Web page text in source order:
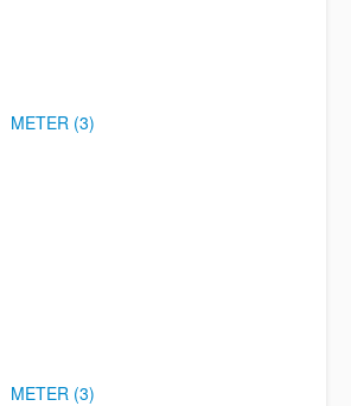
METER (3)
METER (3)